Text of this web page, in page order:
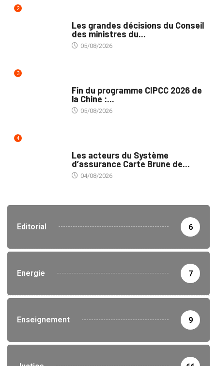
2
Les grandes décisions du Conseil
des ministres du...
05/08/2026
3
Fin du programme CIPCC 2026 de
la Chine :...
05/08/2026
4
Les acteurs du Système
d’assurance Carte Brune de...
04/08/2026
Editorial 6
Energie 7
Enseignement 9